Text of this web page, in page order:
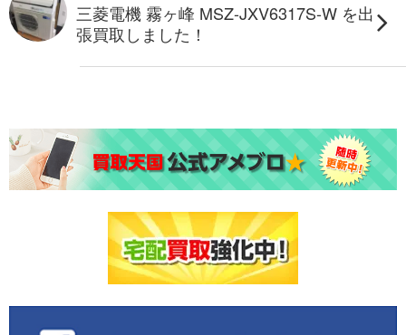
三菱電機 霧ヶ峰 MSZ-JXV6317S-W を出
張買取しました！